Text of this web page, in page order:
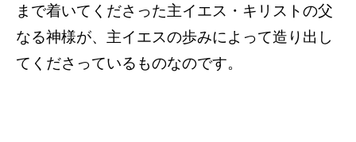
まで着いてくださった主イエス・キリストの父
なる神様が、主イエスの歩みによって造り出し
てくださっているものなのです。